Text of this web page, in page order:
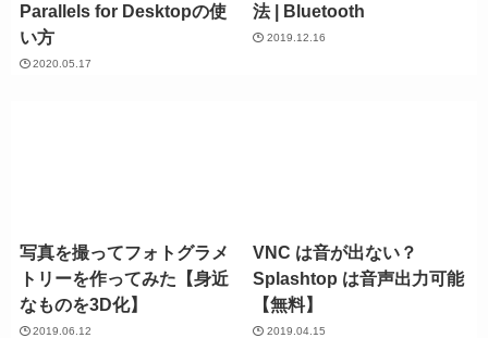
Parallels for Desktopの使
い方
2020.05.17
法 | Bluetooth
2019.12.16
写真を撮ってフォトグラメ
トリーを作ってみた【身近
なものを3D化】
2019.06.12
VNC は音が出ない？
Splashtop は音声出力可能
【無料】
2019.04.15